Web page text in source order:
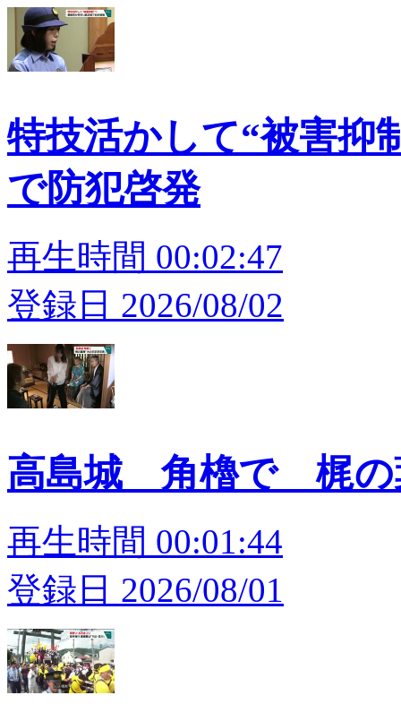
特技活かして“被害抑
で防犯啓発
再生時間 00:02:47
登録日 2026/08/02
高島城 角櫓で 梶の
再生時間 00:01:44
登録日 2026/08/01